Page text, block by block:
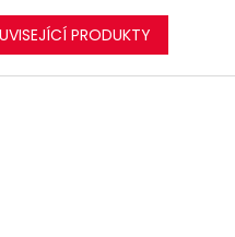
PRODUKTY